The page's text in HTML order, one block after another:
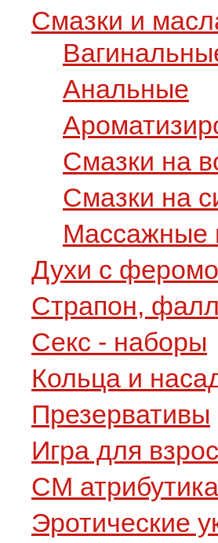
Смазки и
Анальные
Смазки на
Смазки на
Массажные
Духи с
Страпон,
Секс - наборы
Кольца и
Презервативы
Игра для
СМ
Эротические